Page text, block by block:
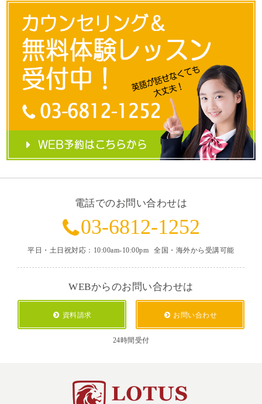
電話でのお問い合わせは
03-6812-1252
平日・土日祝対応：10:00am-10:00pm全国・海外から受講可能
WEBからのお問い合わせは
資料請求 お問い合わせ
24時間受付